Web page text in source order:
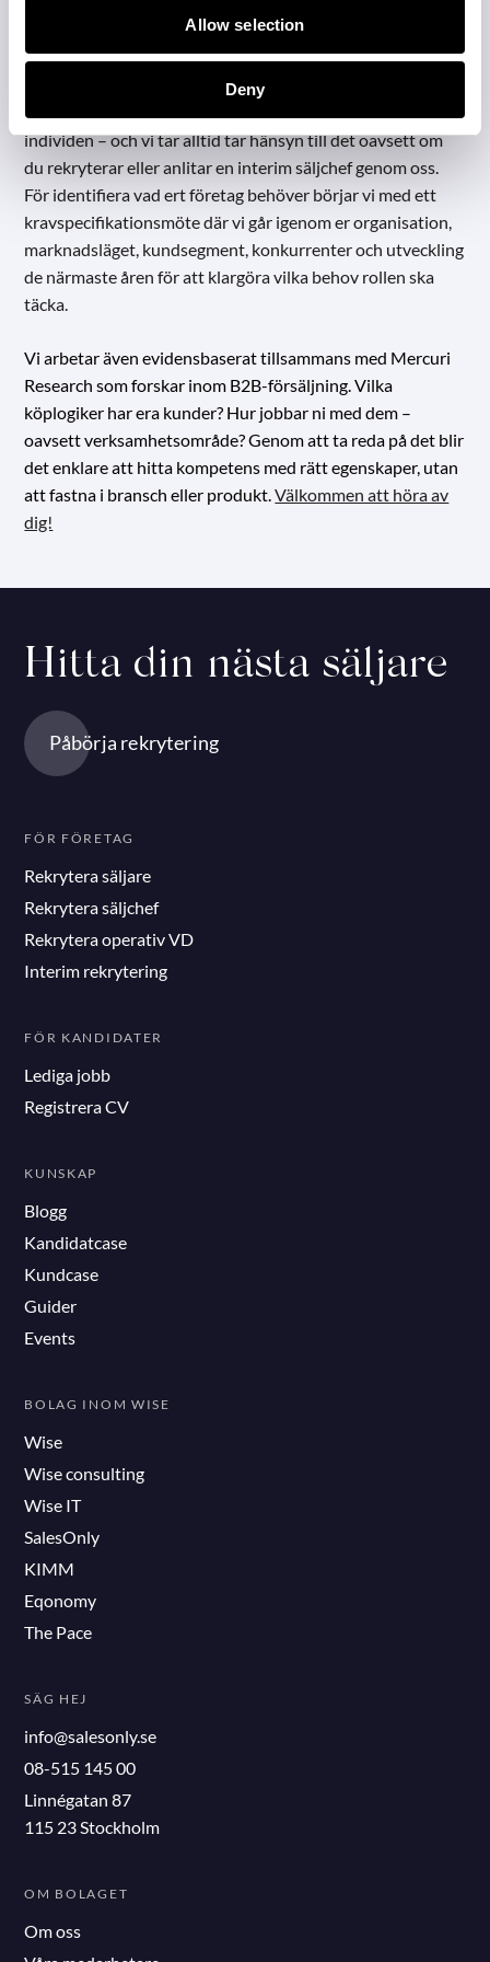
Allow selection
Deny
försäljning
Försäljningschef är en roll som ställer stora krav på
individen – och vi tar alltid tar hänsyn till det oavsett om
du rekryterar eller anlitar en interim säljchef genom oss.
För identifiera vad ert företag behöver börjar vi med ett
kravspecifikationsmöte där vi går igenom er organisation,
marknadsläget, kundsegment, konkurrenter och utveckling
de närmaste åren för att klargöra vilka behov rollen ska
täcka.
Vi arbetar även evidensbaserat tillsammans med Mercuri
Research som forskar inom B2B-försäljning. Vilka
köplogiker har era kunder? Hur jobbar ni med dem –
oavsett verksamhetsområde? Genom att ta reda på det blir
det enklare att hitta kompetens med rätt egenskaper, utan
att fastna i bransch eller produkt.Välkommen att höra av
dig!
Hitta din nästa säljare
Påbörja rekrytering
FÖR FÖRETAG
Rekrytera säljare
Rekrytera säljchef
Rekrytera operativ VD
Interim rekrytering
FÖR KANDIDATER
Lediga jobb
Registrera CV
KUNSKAP
Blogg
Kandidatcase
Kundcase
Guider
Events
BOLAG INOM WISE
Wise
Wise consulting
Wise IT
SalesOnly
KIMM
Eqonomy
The Pace
SÄG HEJ
info@salesonly.se
08-515 145 00
Linnégatan 87
115 23 Stockholm
OM BOLAGET
Om oss